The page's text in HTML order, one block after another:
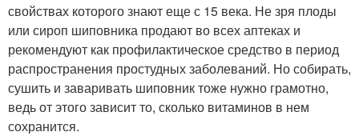
свойствах которого знают еще с 15 века. Не зря плоды
или сироп шиповника продают во всех аптеках и
рекомендуют как профилактическое средство в период
распространения простудных заболеваний. Но собирать,
сушить и заваривать шиповник тоже нужно грамотно,
ведь от этого зависит то, сколько витаминов в нем
сохранится.